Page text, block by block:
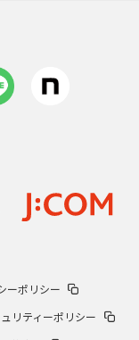
ーポリシー
リティーポリシー